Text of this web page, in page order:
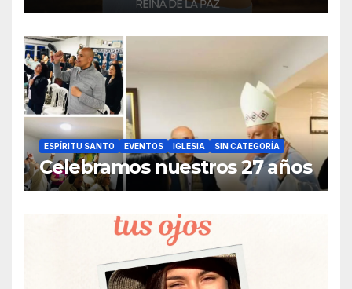
ESPÍRITU SANTO EVENTOS IGLESIA SIN CATEGORÍA
Celebramos nuestros 27 años